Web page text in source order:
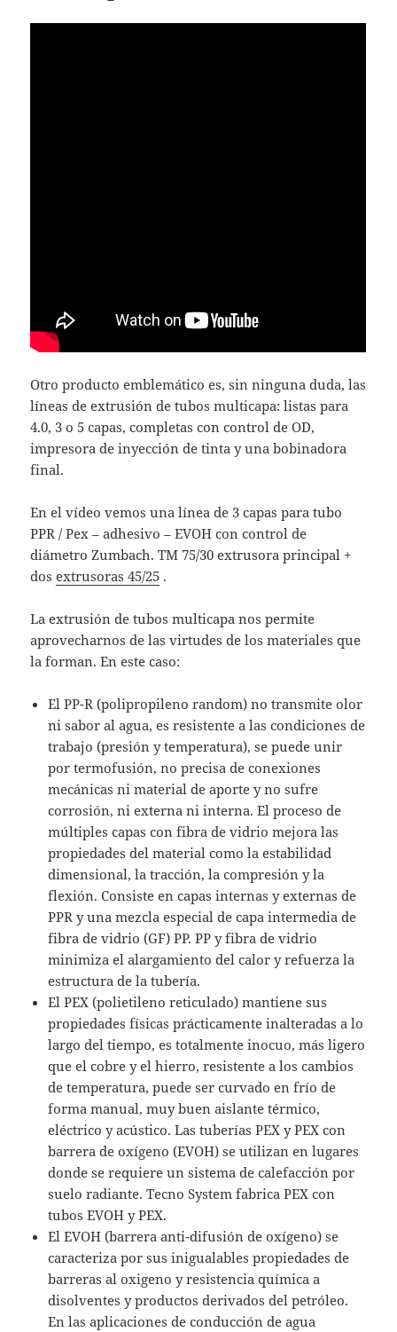
Otro producto emblemático es, sin ninguna duda, las
líneas de extrusión de tubos multicapa: listas para
4.0, 3 o 5 capas, completas con control de OD,
impresora de inyección de tinta y una bobinadora
final.
En el vídeo vemos una línea de 3 capas para tubo
PPR / Pex – adhesivo – EVOH con control de
diámetro Zumbach. TM 75/30 extrusora principal +
dos extrusoras 45/25 .
La extrusión de tubos multicapa nos permite
aprovecharnos de las virtudes de los materiales que
la forman. En este caso:
El PP-R (polipropileno random) no transmite olor
ni sabor al agua, es resistente a las condiciones de
trabajo (presión y temperatura), se puede unir
por termofusión, no precisa de conexiones
mecánicas ni material de aporte y no sufre
corrosión, ni externa ni interna. El proceso de
múltiples capas con fibra de vidrio mejora las
propiedades del material como la estabilidad
dimensional, la tracción, la compresión y la
flexión. Consiste en capas internas y externas de
PPR y una mezcla especial de capa intermedia de
fibra de vidrio (GF) PP. PP y fibra de vidrio
minimiza el alargamiento del calor y refuerza la
estructura de la tubería.
El PEX (polietileno reticulado) mantiene sus
propiedades físicas prácticamente inalteradas a lo
largo del tiempo, es totalmente inocuo, más ligero
que el cobre y el hierro, resistente a los cambios
de temperatura, puede ser curvado en frío de
forma manual, muy buen aislante térmico,
eléctrico y acústico. Las tuberías PEX y PEX con
barrera de oxígeno (EVOH) se utilizan en lugares
donde se requiere un sistema de calefacción por
suelo radiante. Tecno System fabrica PEX con
tubos EVOH y PEX.
El EVOH (barrera anti-difusión de oxígeno) se
caracteriza por sus inigualables propiedades de
barreras al oxigeno y resistencia química a
disolventes y productos derivados del petróleo.
En las aplicaciones de conducción de agua